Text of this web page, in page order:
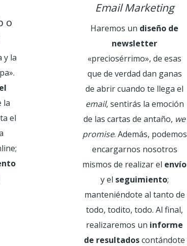
o
y la
la
el
Email Marketing
Haremos un diseño de
newsletter
«preciosérrimo», de esas
que de verdad dan ganas
de abrir cuando te llega el
email, sentirás la emoción
de las cartas de antaño, we
promise. Además, podemos
encargarnos nosotros
mismos de realizar el envío
y el seguimiento;
manteniéndote al tanto de
todo, todito, todo. Al final,
realizaremos un informe
de resultadoscontándote